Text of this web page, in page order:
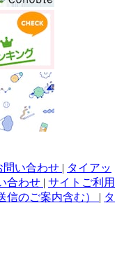
問い合わせ | タイアッ
合わせ | サイトご利用
信のご案内含む） | タ